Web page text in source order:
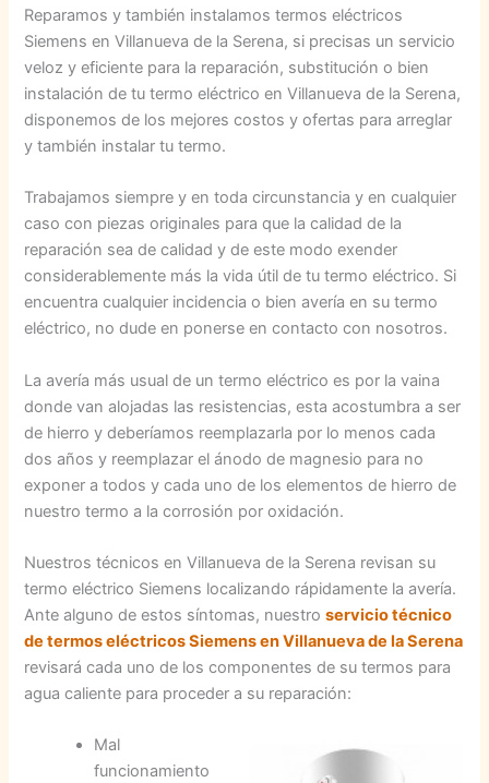
Reparamos y también instalamos termos eléctricos
Siemens en Villanueva de la Serena, si precisas un servicio
veloz y eficiente para la reparación, substitución o bien
instalación de tu termo eléctrico en Villanueva de la Serena,
disponemos de los mejores costos y ofertas para arreglar
y también instalar tu termo.
Trabajamos siempre y en toda circunstancia y en cualquier
caso con piezas originales para que la calidad de la
reparación sea de calidad y de este modo exender
considerablemente más la vida útil de tu termo eléctrico. Si
encuentra cualquier incidencia o bien avería en su termo
eléctrico, no dude en ponerse en contacto con nosotros.
La avería más usual de un termo eléctrico es por la vaina
donde van alojadas las resistencias, esta acostumbra a ser
de hierro y deberíamos reemplazarla por lo menos cada
dos años y reemplazar el ánodo de magnesio para no
exponer a todos y cada uno de los elementos de hierro de
nuestro termo a la corrosión por oxidación.
Nuestros técnicos en Villanueva de la Serena revisan su
termo eléctrico Siemens localizando rápidamente la avería.
Ante alguno de estos síntomas, nuestroservicio técnico
de termos eléctricos Siemens en Villanueva de la Serena
revisará cada uno de los componentes de su termos para
agua caliente para proceder a su reparación:
Mal
funcionamiento